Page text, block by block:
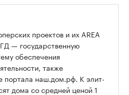
проектов и их AREA
— государственную
обеспечения
также
портала наш.дом.рф. К элит-
дома со средней ценой 1